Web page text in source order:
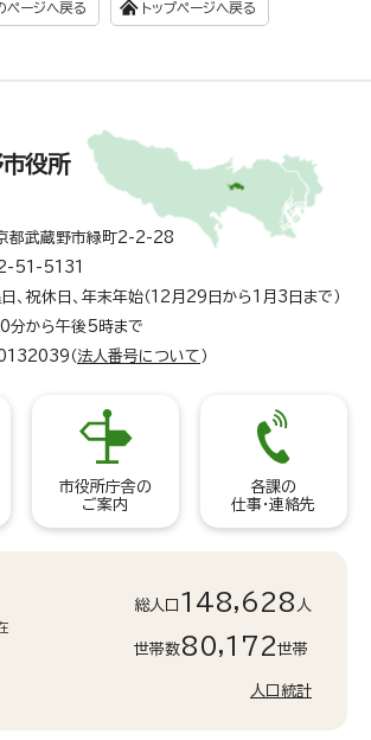
ページへ戻る トップページへ戻る
役所
武蔵野市緑町2-2-28
51-5131
日、祝休日、年末年始（12月29日から1月3日まで）
分から午後5時まで
（ 法人番号について ）
市役所庁舎の
ご案内
各課の
仕事・連絡先
総人口 148,628 人
世帯数80,172世帯
人口統計